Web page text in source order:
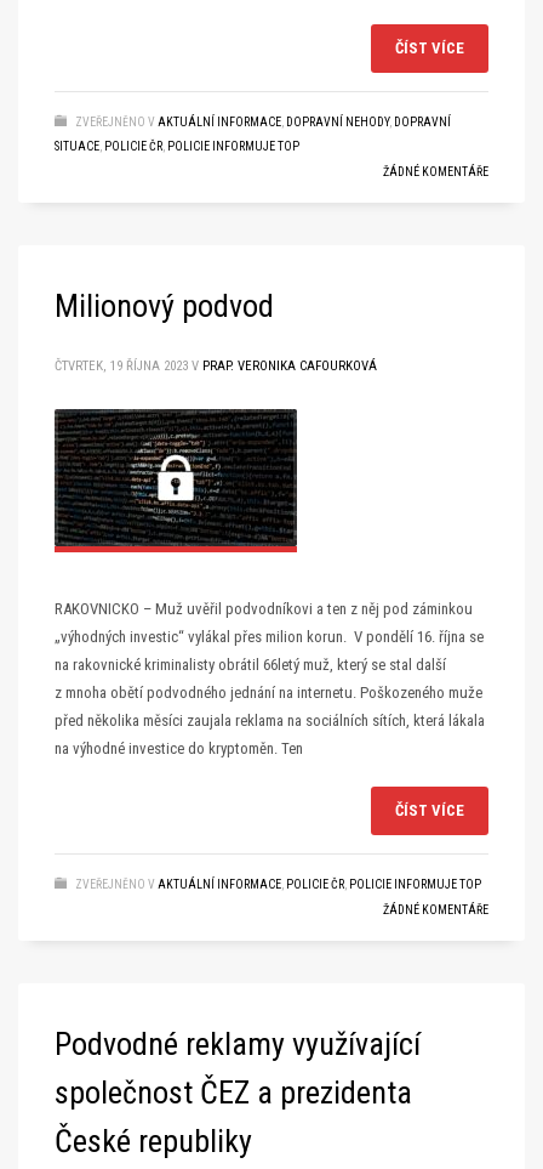
ČÍST VÍCE
ZVEŘEJNĚNO V AKTUÁLNÍ INFORMACE DOPRAVNÍ NEHODY, DOPRAVNÍ
SITUACE POLICIE ČR POLICIE INFORMUJE TOP
ŽÁDNÉ KOMENTÁŘE
Milionový podvod
ČTVRTEK, 19 ŘÍJNA 2023 V PRAP. VERONIKA CAFOURKOVÁ
RAKOVNICKO – Muž uvěřil podvodníkovi a ten z něj pod záminkou
„výhodných investic“ vylákal přes milion korun. V pondělí 16. října se
na rakovnické kriminalisty obrátil 66letý muž, který se stal další
z mnoha obětí podvodného jednání na internetu. Poškozeného muže
před několika měsíci zaujala reklama na sociálních sítích, která lákala
na výhodné investice do kryptoměn. Ten
ČÍST VÍCE
ZVEŘEJNĚNO V AKTUÁLNÍ INFORMACE POLICIE ČR POLICIE INFORMUJE TOP
ŽÁDNÉ KOMENTÁŘE
Podvodné reklamy využívající
společnost ČEZ a prezidenta
České republiky